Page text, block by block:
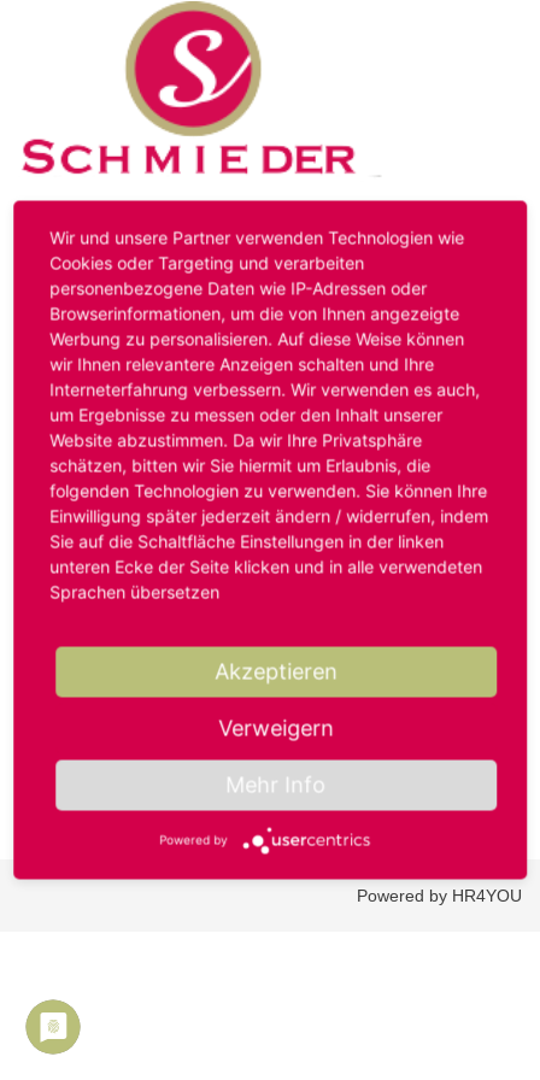
Kontakt Impressum Datenschutz
Hinweis:Das von ihnen aufgerufene Stellenangebot ist
bereits ausgelaufen. Alternative Stellenanzeigen finden
Sie unter:
www.schmieder-personal.de/stellenangebote
Oder Sie bewerben sich
initiativund wir suchen für Sie
passende Stellenangebote.
Anmelden
Benutzername oder E-Mail-Adresse*
Passwort*
Powered by HR4YOU
Wir und unsere Partner verwenden Technologien wie
Cookies oder Targeting und verarbeiten
personenbezogene Daten wie IP-Adressen oder
Browserinformationen, um die von Ihnen angezeigte
Werbung zu personalisieren. Auf diese Weise können
wir Ihnen relevantere Anzeigen schalten und Ihre
Interneterfahrung verbessern. Wir verwenden es auch,
um Ergebnisse zu messen oder den Inhalt unserer
Website abzustimmen. Da wir Ihre Privatsphäre
schätzen, bitten wir Sie hiermit um Erlaubnis, die
folgenden Technologien zu verwenden. Sie können Ihre
Einwilligung später jederzeit ändern / widerrufen, indem
Sie auf die Schaltfläche Einstellungen in der linken
unteren Ecke der Seite klicken und in alle verwendeten
Sprachen übersetzen
Akzeptieren
Verweigern
Mehr Info
Powered by